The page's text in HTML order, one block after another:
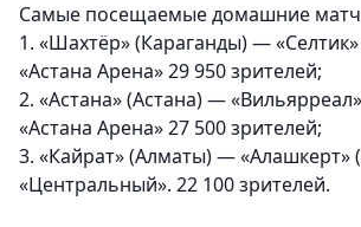
Самые посещаемые домашние
1. «Шахтёр» (Караганды) —
«Астана Арена» 29 950 зрителей;
2. «Астана» (Астана) —
«Астана Арена» 27 500 зрителей;
3. «Кайрат» (Алматы) — «Алашкерт»
«Центральный». 22 100 зрителей.